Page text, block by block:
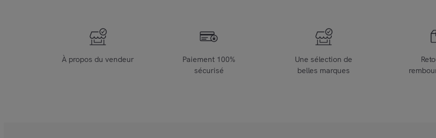
À propos du vendeur
Paiement 100%
sécurisé
Une sélection de
belles marques